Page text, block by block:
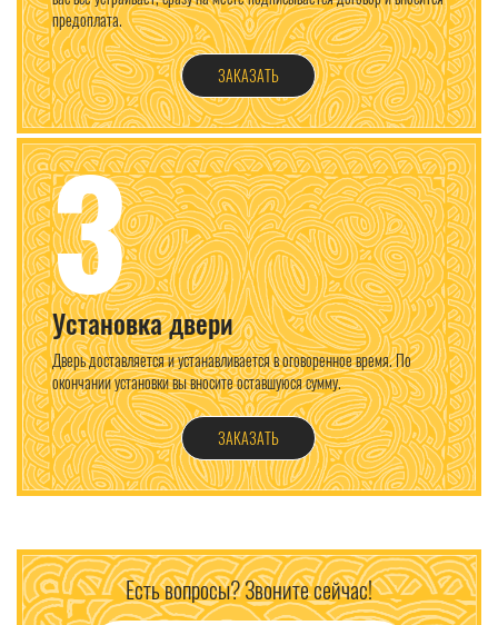
предоплата.
ЗАКАЗАТЬ
3
Установка двери
Дверь доставляется и устанавливается в оговоренное время. По
окончании установки вы вносите оставшуюся сумму.
ЗАКАЗАТЬ
Есть вопросы? Звоните сейчас!